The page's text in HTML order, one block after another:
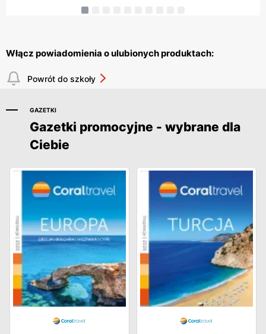
Włącz powiadomienia o ulubionych produktach:
Powrót do szkoły
GAZETKI
Gazetki promocyjne - wybrane dla
Ciebie